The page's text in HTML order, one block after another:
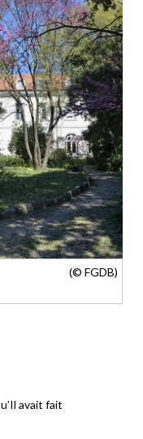
(© FGDB)
avait fait